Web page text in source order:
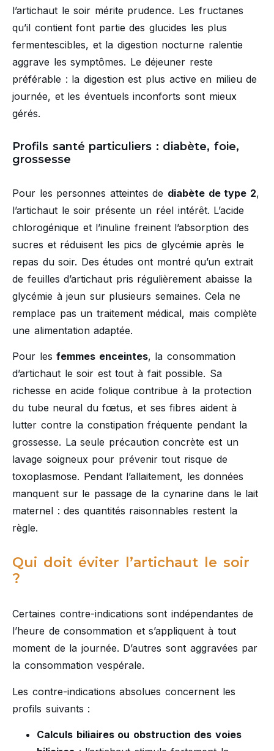
l’artichaut le soir mérite prudence. Les fructanes
qu’il contient font partie des glucides les plus
fermentescibles, et la digestion nocturne ralentie
aggrave les symptômes. Le déjeuner reste
préférable : la digestion est plus active en milieu de
journée, et les éventuels inconforts sont mieux
gérés.
Profils santé particuliers : diabète, foie,
grossesse
Pour les personnes atteintes de diabète de type 2,
l’artichaut le soir présente un réel intérêt. L’acide
chlorogénique et l’inuline freinent l’absorption des
sucres et réduisent les pics de glycémie après le
repas du soir. Des études ont montré qu’un extrait
de feuilles d’artichaut pris régulièrement abaisse la
glycémie à jeun sur plusieurs semaines. Cela ne
remplace pas un traitement médical, mais complète
une alimentation adaptée.
Pour lesfemmes enceintes, la consommation
d’artichaut le soir est tout à fait possible. Sa
richesse en acide folique contribue à la protection
du tube neural du fœtus, et ses fibres aident à
lutter contre la constipation fréquente pendant la
grossesse. La seule précaution concrète est un
lavage soigneux pour prévenir tout risque de
toxoplasmose. Pendant l’allaitement, les données
manquent sur le passage de la cynarine dans le lait
maternel : des quantités raisonnables restent la
règle.
Qui doit éviter l’artichaut le soir
?
Certaines contre-indications sont indépendantes de
l’heure de consommation et s’appliquent à tout
moment de la journée. D’autres sont aggravées par
la consommation vespérale.
Les contre-indications absolues concernent les
profils suivants :
Calculs biliaires ou obstruction des voies